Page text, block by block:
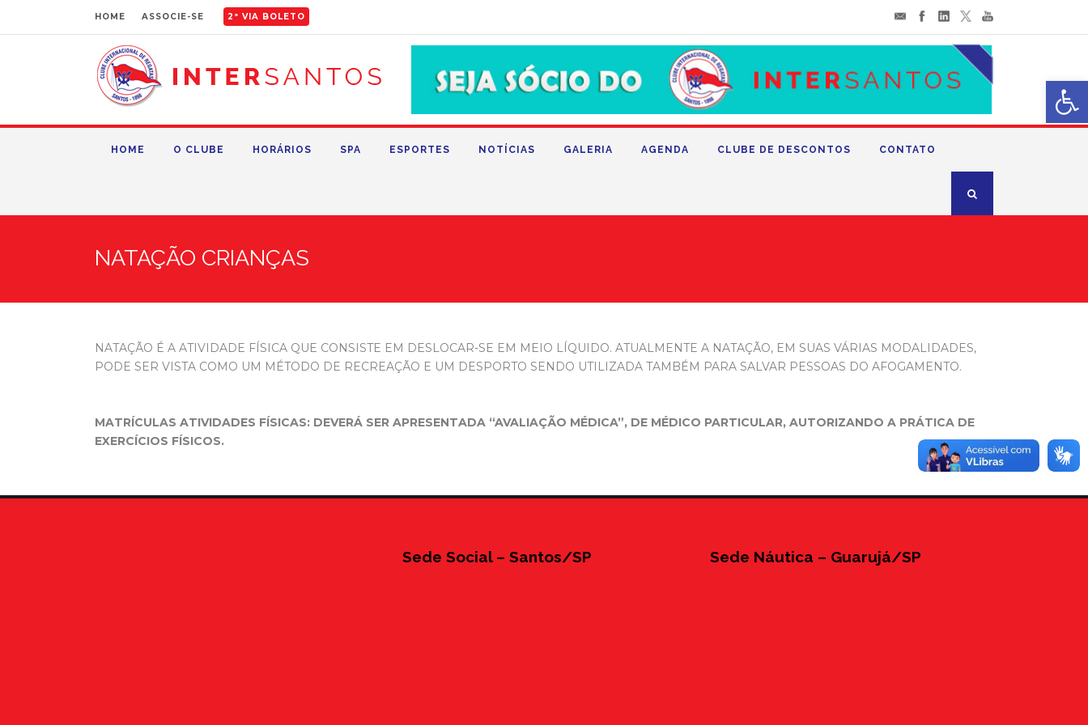
HOME ASSOCIE-SE 2ª VIA BOLETO
HOME O CLUBE HORÁRIOS SPA ESPORTES NOTÍCIAS GALERIA AGENDA CLUBE DE DESCONTOS CONTATO
NATAÇÃO CRIANÇAS
NATAÇÃO É A ATIVIDADE FÍSICA QUE CONSISTE EM DESLOCAR-SE EM MEIO LÍQUIDO. ATUALMENTE A NATAÇÃO, EM SUAS VÁRIAS MODALIDADES,
PODE SER VISTA COMO UM MÉTODO DE RECREAÇÃO E UM DESPORTO SENDO UTILIZADA TAMBÉM PARA SALVAR PESSOAS DO AFOGAMENTO.
MATRÍCULAS ATIVIDADES FÍSICAS: DEVERÁ SER APRESENTADA “AVALIAÇÃO MÉDICA”, DE MÉDICO PARTICULAR, AUTORIZANDO A PRÁTICA DE
EXERCÍCIOS FÍSICOS.
Sede Social – Santos/SP Sede Náutica – Guarujá/SP
Abrir